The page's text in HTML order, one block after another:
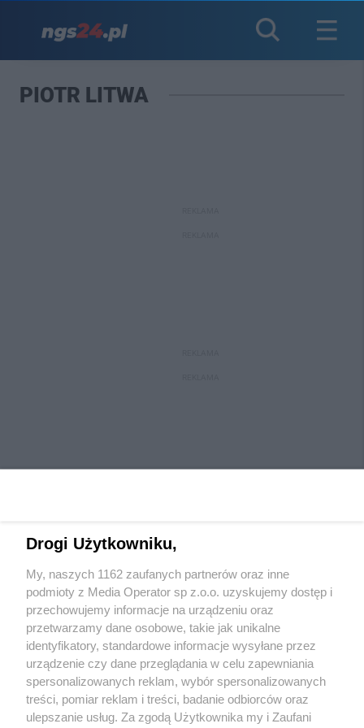
PIOTR LITWA
Wydawca mediówlokalnych
Nie zapomnij
zapoznać się z:
polityką prywatności regulamin korzystania z portali
Twojemiasto Skontaktuj się z nami
Drogi Użytkowniku,
My, naszych 1162 zaufanych partnerów oraz inne
podmioty z Media Operator sp z.o.o. uzyskujemy dostęp i
przechowujemy informacje na urządzeniu oraz
przetwarzamy dane osobowe, takie jak unikalne
identyfikatory, standardowe informacje wysyłane przez
urządzenie czy dane przeglądania w celu zapewniania
spersonalizowanych reklam, wybór spersonalizowanych
treści, pomiar reklam i treści, badanie odbiorców oraz
ulepszanie usług. Za zgodą Użytkownika my i Zaufani